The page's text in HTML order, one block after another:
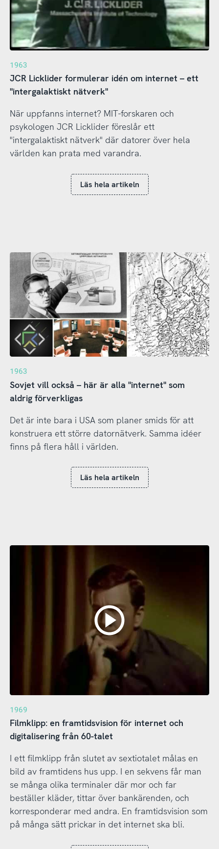
1963
JCR Licklider formulerar idén om internet – ett
"intergalaktiskt nätverk"
När uppfanns internet? MIT-forskaren och
psykologen JCR Licklider föreslår ett
"intergalaktiskt nätverk" där datorer över hela
världen kan prata med varandra.
Läs hela artikeln
1963
Sovjet vill också – här är alla "internet" som
aldrig förverkligas
Det är inte bara i USA som planer smids för att
konstruera ett större datornätverk. Samma idéer
finns på flera håll i världen.
Läs hela artikeln
1969
Filmklipp: en framtidsvision för internet och
digitalisering från 60-talet
I ett filmklipp från slutet av sextiotalet målas en
bild av framtidens hus upp. I en sekvens får man
se många olika terminaler där mor och far
beställer kläder, tittar över bankärenden, och
korresponderar med andra. En framtidsvision som
på många sätt prickar in det internet ska bli.